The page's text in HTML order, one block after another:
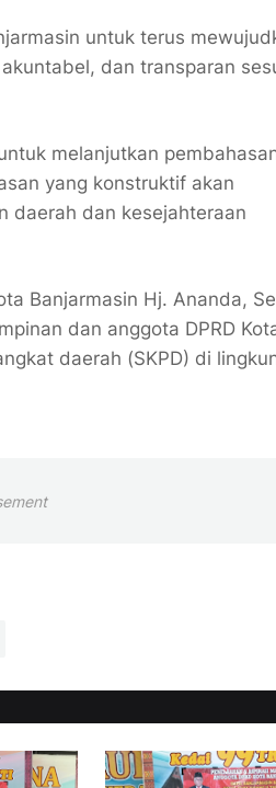
untuk terus
dan transparan
melanjutkan
yang konstruktif akan
daerah dan kesejahteraan
Banjarmasin Hj. Ananda,
dan anggota DPRD
daerah (SKPD) di